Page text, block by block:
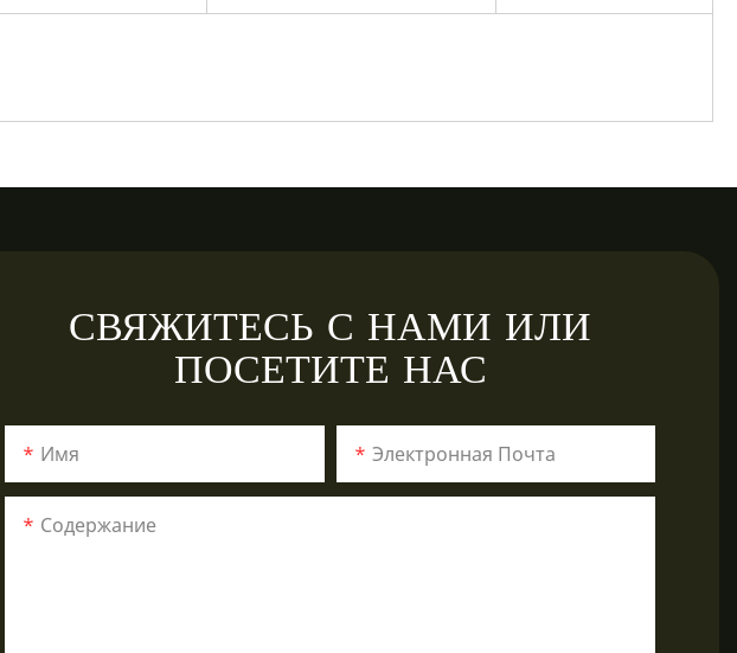
СВЯЖИТЕСЬ С НАМИ ИЛИ
ПОСЕТИТЕ НАС
Имя Электронная Почта
Содержание